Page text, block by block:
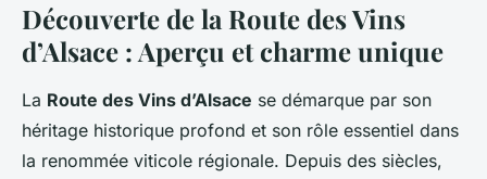
Découverte de la Route des Vins
d’Alsace : Aperçu et charme unique
La Route des Vins d’Alsace se démarque par son
héritage historique profond et son rôle essentiel dans
la renommée viticole régionale. Depuis des siècles,